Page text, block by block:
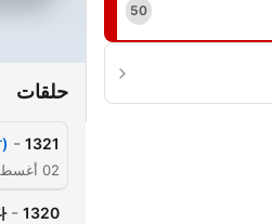
50
حلقات
1321
-
02 أغسطس 2026
1320
-